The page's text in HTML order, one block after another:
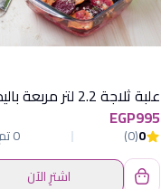
EGP995
0
(0)
0 تم البيع
اشترِ الآن